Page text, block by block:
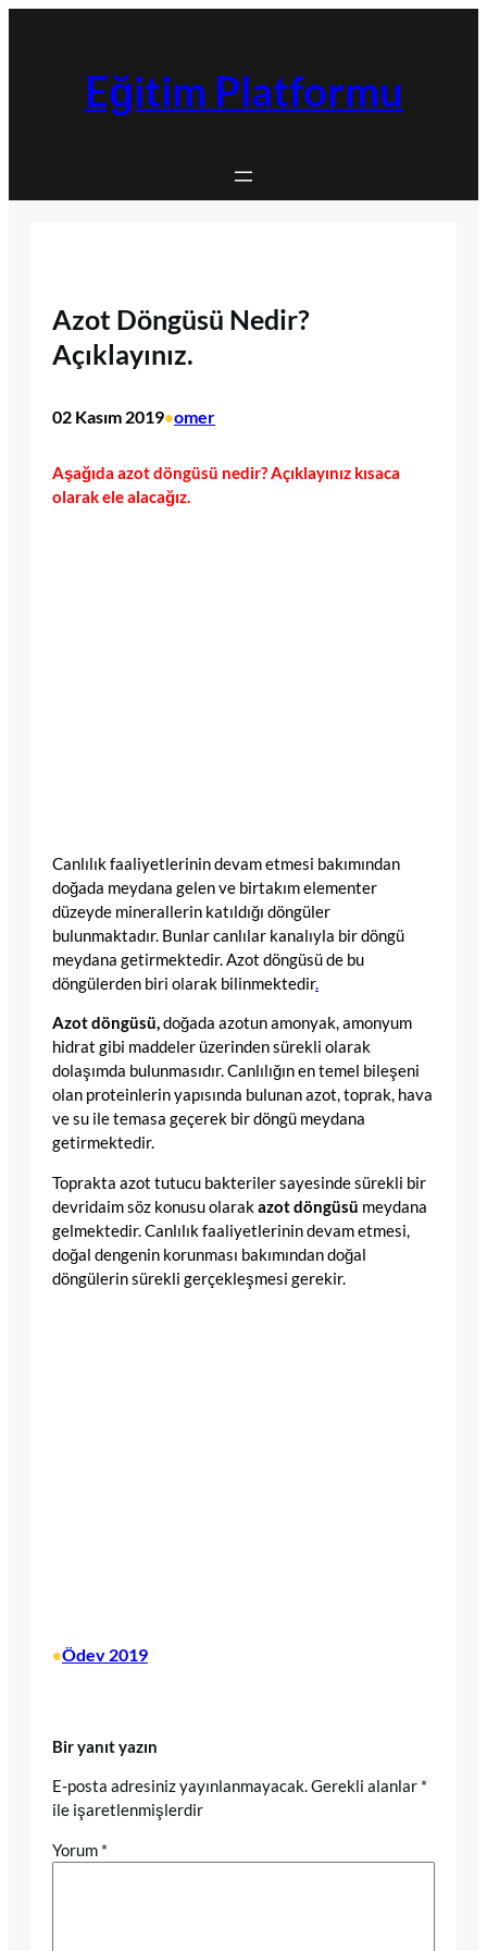
Eğitim Platformu
Azot Döngüsü Nedir?
Açıklayınız.
02 Kasım 2019•omer
Aşağıda azot döngüsü nedir? Açıklayınız kısaca
olarak ele alacağız.
Canlılık faaliyetlerinin devam etmesi bakımından
doğada meydana gelen ve birtakım elementer
düzeyde minerallerin katıldığı döngüler
bulunmaktadır. Bunlar canlılar kanalıyla bir döngü
meydana getirmektedir. Azot döngüsü de bu
döngülerden biri olarak bilinmektedir.
Azot döngüsü,doğada azotun amonyak, amonyum
hidrat gibi maddeler üzerinden sürekli olarak
dolaşımda bulunmasıdır. Canlılığın en temel bileşeni
olan proteinlerin yapısında bulunan azot, toprak, hava
ve su ile temasa geçerek bir döngü meydana
getirmektedir.
Toprakta azot tutucu bakteriler sayesinde sürekli bir
devridaim söz konusu olarakazot döngüsü meydana
gelmektedir. Canlılık faaliyetlerinin devam etmesi,
doğal dengenin korunması bakımından doğal
döngülerin sürekli gerçekleşmesi gerekir.
•Ödev 2019
Bir yanıt yazın
E-posta adresiniz yayınlanmayacak.Gerekli alanlar *
ile işaretlenmişlerdir
Yorum *